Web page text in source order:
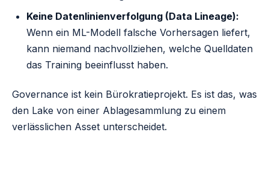
Keine Datenlinienverfolgung (Data Lineage):
Wenn ein ML-Modell falsche Vorhersagen liefert,
kann niemand nachvollziehen, welche Quelldaten
das Training beeinflusst haben.
Governance ist kein Bürokratieprojekt. Es ist das, was
den Lake von einer Ablagesammlung zu einem
verlässlichen Asset unterscheidet.